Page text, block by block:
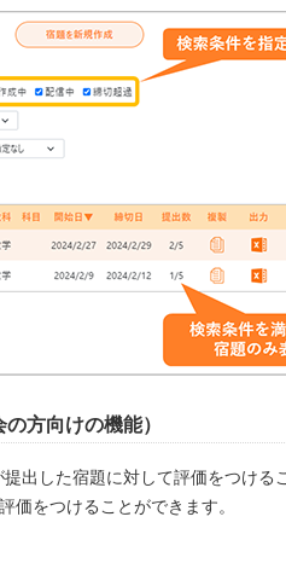
方向けの機能）
出した宿題に対して評価をつける
価をつけることができます。